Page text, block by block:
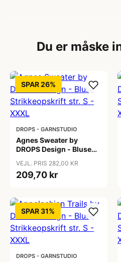
Du er måske
SPAR 26%
DROPS - GARNSTUDIO
Agnes Sweater by
DROPS Design - Bluse
XXXL
VEJL. PRIS 282,00 KR
209,70 kr
SPAR 31%
DROPS - GARNSTUDIO